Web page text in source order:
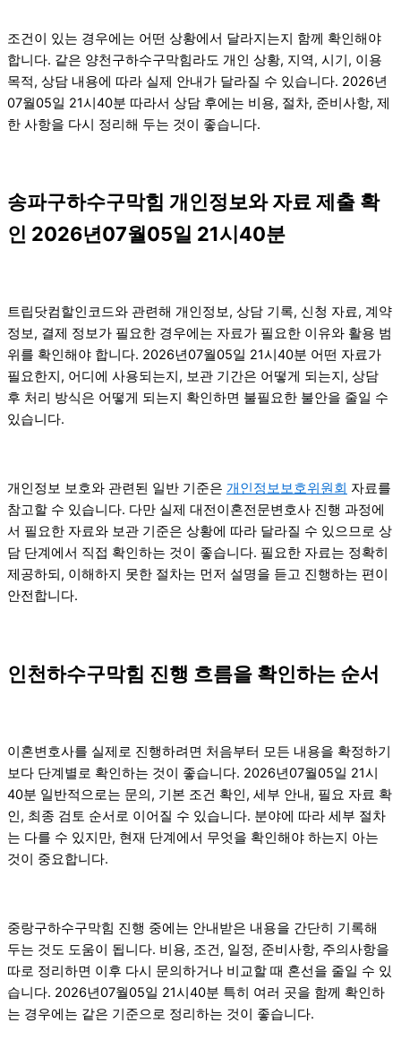
조건이 있는 경우에는 어떤 상황에서 달라지는지 함께 확인해야
합니다. 같은 양천구하수구막힘라도 개인 상황, 지역, 시기, 이용
목적, 상담 내용에 따라 실제 안내가 달라질 수 있습니다. 2026년
07월05일 21시40분 따라서 상담 후에는 비용, 절차, 준비사항, 제
한 사항을 다시 정리해 두는 것이 좋습니다.
송파구하수구막힘 개인정보와 자료 제출 확
인 2026년07월05일 21시40분
트립닷컴할인코드와 관련해 개인정보, 상담 기록, 신청 자료, 계약
정보, 결제 정보가 필요한 경우에는 자료가 필요한 이유와 활용 범
위를 확인해야 합니다. 2026년07월05일 21시40분 어떤 자료가
필요한지, 어디에 사용되는지, 보관 기간은 어떻게 되는지, 상담
후 처리 방식은 어떻게 되는지 확인하면 불필요한 불안을 줄일 수
있습니다.
개인정보 보호와 관련된 일반 기준은 개인정보보호위원회 자료를
참고할 수 있습니다. 다만 실제 대전이혼전문변호사 진행 과정에
서 필요한 자료와 보관 기준은 상황에 따라 달라질 수 있으므로 상
담 단계에서 직접 확인하는 것이 좋습니다. 필요한 자료는 정확히
제공하되, 이해하지 못한 절차는 먼저 설명을 듣고 진행하는 편이
안전합니다.
인천하수구막힘 진행 흐름을 확인하는 순서
이혼변호사를 실제로 진행하려면 처음부터 모든 내용을 확정하기
보다 단계별로 확인하는 것이 좋습니다. 2026년07월05일 21시
40분 일반적으로는 문의, 기본 조건 확인, 세부 안내, 필요 자료 확
인, 최종 검토 순서로 이어질 수 있습니다. 분야에 따라 세부 절차
는 다를 수 있지만, 현재 단계에서 무엇을 확인해야 하는지 아는
것이 중요합니다.
중랑구하수구막힘 진행 중에는 안내받은 내용을 간단히 기록해
두는 것도 도움이 됩니다. 비용, 조건, 일정, 준비사항, 주의사항을
따로 정리하면 이후 다시 문의하거나 비교할 때 혼선을 줄일 수 있
습니다. 2026년07월05일 21시40분 특히 여러 곳을 함께 확인하
는 경우에는 같은 기준으로 정리하는 것이 좋습니다.